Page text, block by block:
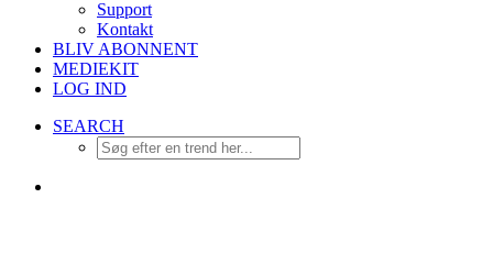
Support
Kontakt
BLIV ABONNENT
MEDIEKIT
LOG IND
SEARCH